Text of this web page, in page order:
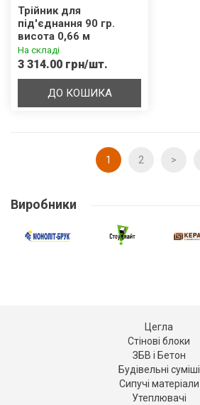
Трійник для
під'єднання 90 гр.
висота 0,66 м
На складі
3 314.00 грн/шт.
ДО КОШИКА
1 2 >
Виробники
Цегла
Стінові блоки
ЗБВ і Бетон
Будівельні суміші
Сипучі матеріали
Утеплювачі